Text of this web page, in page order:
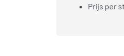
Prijs per